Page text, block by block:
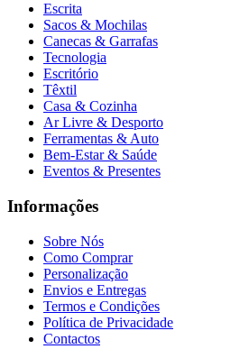
Escrita
Sacos & Mochilas
Canecas & Garrafas
Tecnologia
Escritório
Têxtil
Casa & Cozinha
Ar Livre & Desporto
Ferramentas & Auto
Bem-Estar & Saúde
Eventos & Presentes
Informações
Sobre Nós
Como Comprar
Personalização
Envios e Entregas
Termos e Condições
Política de Privacidade
Contactos